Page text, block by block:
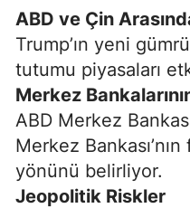
ABD ve Çin
Trump’ın yeni
tutumu piyasaları
Merkez
ABD Merkez
Merkez Bankası’nın
yönünü belirliyor.
Jeopolitik Riskler